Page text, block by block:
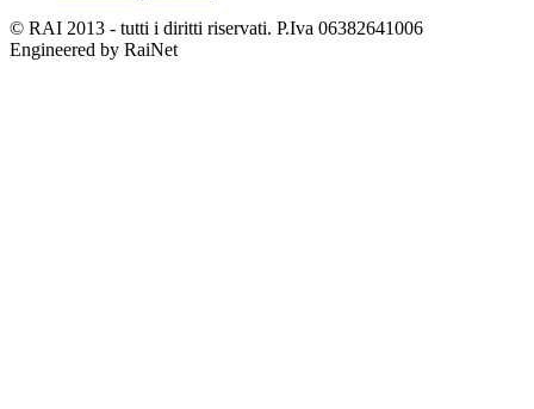
© RAI 2013 - tutti i diritti riservati. P.Iva 06382641006
Engineered by RaiNet